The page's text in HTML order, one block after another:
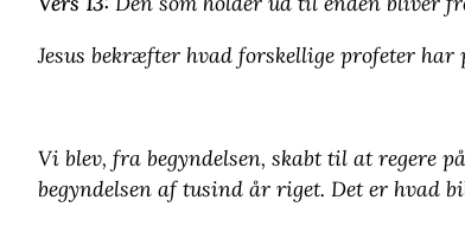
Jesus bekræfter hvad forskellige profeter har
Vi blev, fra begyndelsen, skabt til at regere
begyndelsen af tusind år riget. Det er hvad